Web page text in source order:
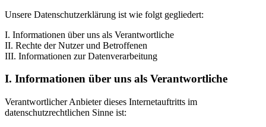
Unsere Datenschutzerklärung ist wie folgt gegliedert:
I. Informationen über uns als Verantwortliche
II. Rechte der Nutzer und Betroffenen
III. Informationen zur Datenverarbeitung
I. Informationen über uns als Verantwortliche
Verantwortlicher Anbieter dieses Internetauftritts im
datenschutzrechtlichen Sinne ist: